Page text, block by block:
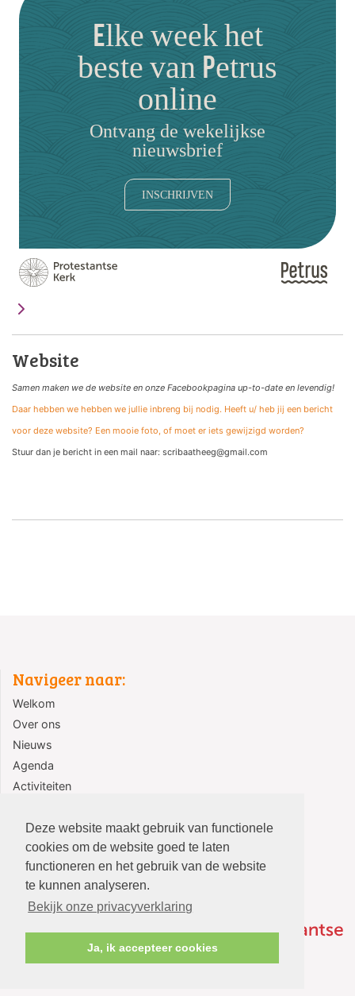
Deze website maakt gebruik van functionele
cookies om de website goed te laten
functioneren en het gebruik van de website
te kunnen analyseren.
Bekijk onze privacyverklaring
Ja, ik accepteer cookies
Elke week het
beste van Petrus
online
Ontvang de wekelijkse
nieuwsbrief
INSCHRIJVEN
Website
Samen maken we de website en onze Facebookpagina up-to-date en levendig!
Daar hebben we hebben we jullie inbreng bij nodig. Heeft u/ heb jij een bericht
voor deze website? Een mooie foto, of moet er iets gewijzigd worden?
Stuur dan je bericht in een mail naar: scribaatheeg@gmail.com
Navigeer naar:
Welkom
Over ons
Nieuws
Agenda
Activiteiten
Contact